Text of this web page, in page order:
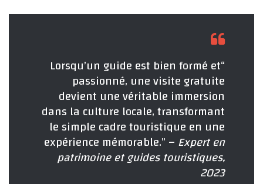
“Lorsqu’un guide est bien formé et
passionné, une visite gratuite
devient une véritable immersion
dans la culture locale, transformant
le simple cadre touristique en une
expérience mémorable.” – Expert en
patrimoine et guides touristiques,
2023